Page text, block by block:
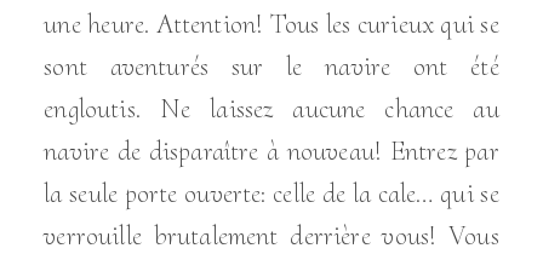
une heure. Attention! Tous les curieux qui se
sont aventurés sur le navire ont été
engloutis. Ne laissez aucune chance au
navire de disparaître à nouveau! Entrez par
la seule porte ouverte: celle de la cale… qui se
verrouille brutalement derrière vous! Vous